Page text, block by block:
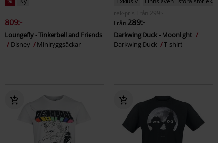
809:-
Loungefly - Tinkerbell and Friends
Disney
Miniryggsäckar
rek-pris
Från 299:-
Från 289:-
Darkwing Duck - Moonlight
Darkwing Duck
T-shirt